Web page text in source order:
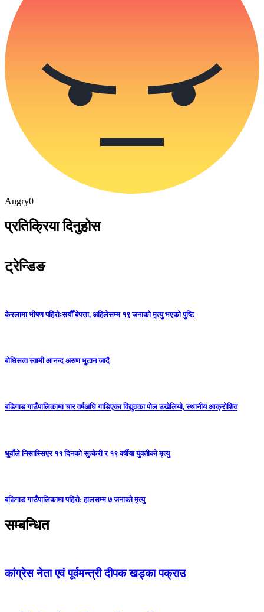
Angry0
प्रतिक्रिया दिनुहोस
ट्रेन्डिङ
केरलामा भीषण पहिरोःसयौँ बेपत्ता, अहिलेसम्म १९ जनाको मृत्यु भएको पुष्टि
बोधिसत्व स्वामी आनन्द अरुण भुटान जादै
बडिगाड गाउँपालिकामा चार वर्षअघि गाडिएका विद्युतका पोल उखेलियो, स्थानीय आक्रोशित
धुवाँले निसास्सिएर ११ दिनको सुत्केरी र १९ वर्षीया युवतीको मृत्यु
बडिगाड गाउँपालिकामा पहिरो: हालसम्म ७ जनाको मृत्यु
सम्बन्धित
कांग्रेस नेता एवं पूर्वमन्त्री दीपक खड्का पक्राउ